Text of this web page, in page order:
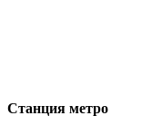
Станция метро